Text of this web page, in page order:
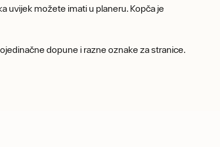
uvijek možete imati u planeru. Kopča je
dopune i razne oznake za stranice.